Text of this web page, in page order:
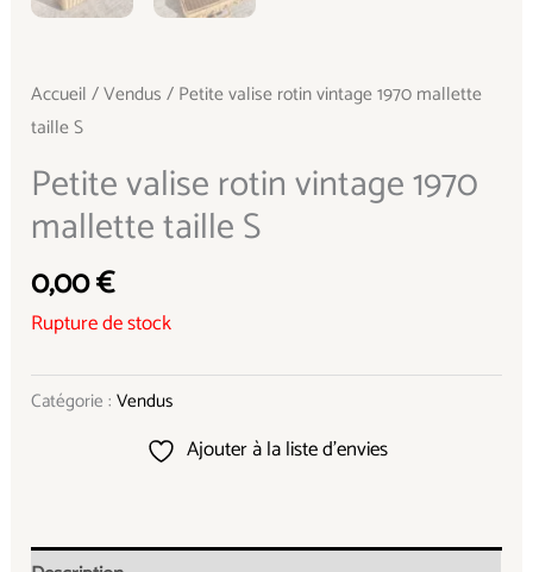
Accueil /Vendus / Petite valise rotin vintage 1970 mallette
taille S
Petite valise rotin vintage 1970
mallette taille S
0,00€
Rupture de stock
Catégorie :Vendus
Ajouter à la liste d’envies